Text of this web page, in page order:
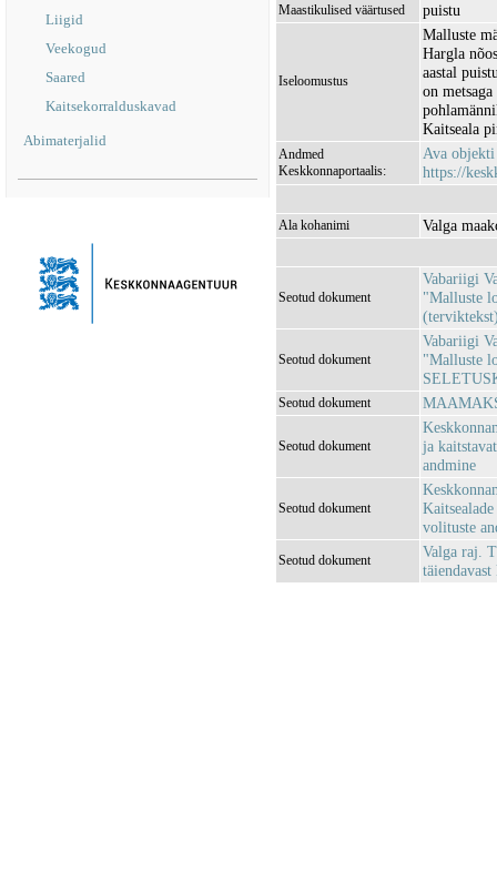
Liigid
Veekogud
Saared
Kaitsekorralduskavad
Abimaterjalid
Maastikulised väärtused puistu
Iseloomustus
Malluste
Hargla
aastal
on
Kaitseala
Andmed
Keskkonnaportaalis:
Ava objekti
https://
Ala kohanimi Valga
Seotud dokument
Vabariigi
"Malluste
Seotud dokument
Vabariigi
"Malluste
Seotud dokument
Seotud dokument
ja
andmine
Seotud dokument
volituste
Seotud dokument
Valga raj.